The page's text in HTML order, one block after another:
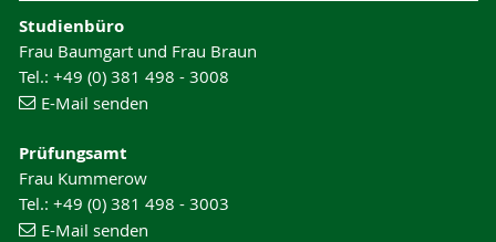
Studienbüro
Frau Baumgart und Frau Braun
Tel.: +49 (0) 381 498 - 3008
E-Mail senden
Prüfungsamt
Frau Kummerow
Tel.: +49 (0) 381 498 - 3003
E-Mail senden